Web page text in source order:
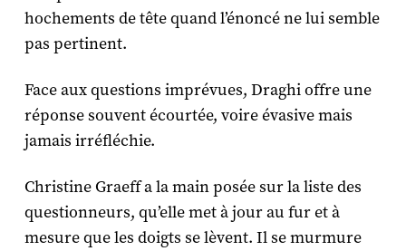
hochements de tête quand l’énoncé ne lui semble
pas pertinent.
Face aux questions imprévues, Draghi offre une
réponse souvent écourtée, voire évasive mais
jamais irréfléchie.
Christine Graeff a la main posée sur la liste des
questionneurs, qu’elle met à jour au fur et à
mesure que les doigts se lèvent. Il se murmure